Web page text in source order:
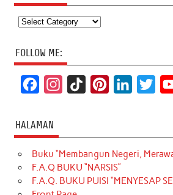
Categories
FOLLOW ME:
c
e
b
o
t
a
g
T
o
k
t
e
r
k
e
d
t
t
e
HALAMAN
Buku “Membangun Negeri,
F.A.Q BUKU “NARSIS”
F.A.Q. BUKU PUISI “MENYESAP